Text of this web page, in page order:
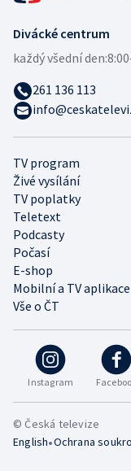
Instagram
TV program
Živé vysílání
TV poplatky
Teletext
Podcasty
Počasí
E-shop
Mobilní a TV aplikace
Vše o ČT
Divácké centrum
každý všední den:
261 136 113
© Česká televize
English•Ochrana